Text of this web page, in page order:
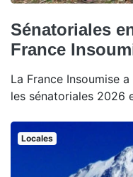
Sénatoriales
France
La France Insoumise
les sénatoriales 2026
Locales